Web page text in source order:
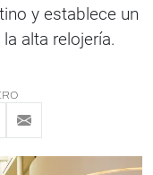
y establece un
alta relojería.